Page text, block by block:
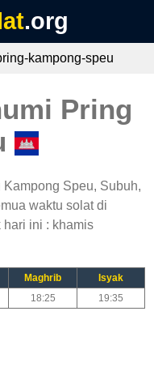
.org
kampong-speu
Pring
Speu, Subuh,
waktu solat di
hari ini : khamis
Maghrib
Isyak
18:25 19:35